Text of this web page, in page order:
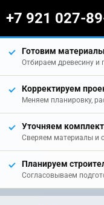
+7 921 027-
Готовим
Отбираем древесину и
Корректируем
Меняем планировку,
Уточняем
Сверяем материалы и
Планируем
Согласовываем